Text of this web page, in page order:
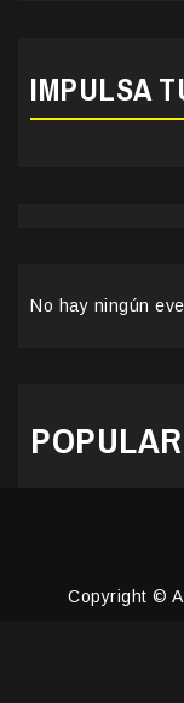
IMPULSA
No hay ningún
Copyright ©